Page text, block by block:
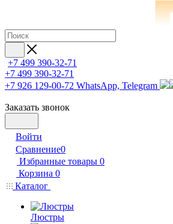
+7 499 390-32-71
+7 499 390-32-71
+7 926 129-00-72 WhatsApp, Telegram
Заказать звонок
Войти
Сравнение0
Избранные товары 0
Корзина 0
Каталог
Люстры